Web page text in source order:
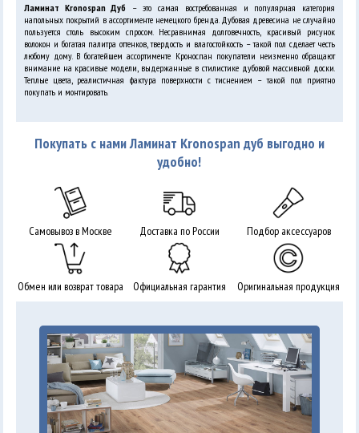
Ламинат Kronospan Дуб – это самая востребованная и популярная категория
напольных покрытий в ассортименте немецкого бренда. Дубовая древесина не случайно
пользуется столь высоким спросом. Несравнимая долговечность, красивый рисунок
волокон и богатая палитра оттенков, твердость и влагостойкость – такой пол сделает честь
любому дому. В богатейшем ассортименте Кроноспан покупатели неизменно обращают
внимание на красивые модели, выдержанные в стилистике дубовой массивной доски.
Теплые цвета, реалистичная фактура поверхности с тиснением – такой пол приятно
покупать и монтировать.
Покупать с нами Ламинат Kronospan дуб выгодно и
удобно!
Самовывоз в Москве Доставка по России Подбор аксессуаров
Обмен или возврат товара Официальная гарантия Оригинальная продукция